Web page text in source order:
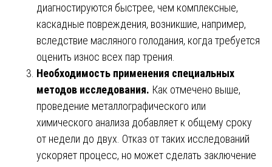
диагностируются быстрее, чем комплексные,
каскадные повреждения, возникшие, например,
вследствие масляного голодания, когда требуется
оценить износ всех пар трения.
Необходимость применения специальных
методов исследования. Как отмечено выше,
проведение металлографического или
химического анализа добавляет к общему сроку
от недели до двух. Отказ от таких исследований
ускоряет процесс, но может сделать заключение